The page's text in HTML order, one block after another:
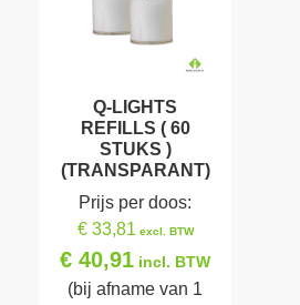
Q-LIGHTS
REFILLS ( 60
STUKS )
(TRANSPARANT)
Prijs per doos:
€ 33,81excl. BTW
€ 40,91 incl. BTW
(bij afname van 1